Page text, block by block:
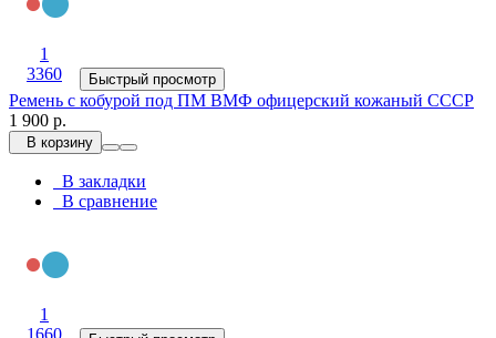
1
3360
Быстрый просмотр
Ремень с кобурой под ПМ ВМФ офицерский кожаный СССР
1 900 р.
В корзину
В закладки
В сравнение
1